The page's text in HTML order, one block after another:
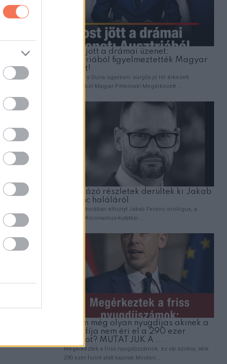
Elvittem a halálos beteg kislányomat az